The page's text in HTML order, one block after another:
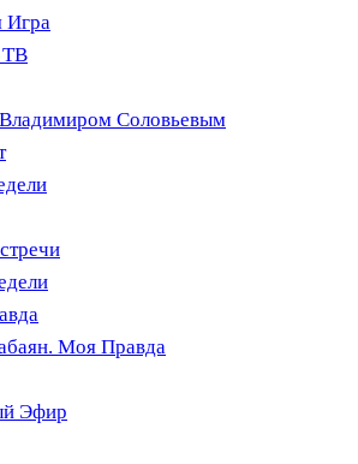
Игра
ТВ
Соловьевым
Моя Правда
Эфир